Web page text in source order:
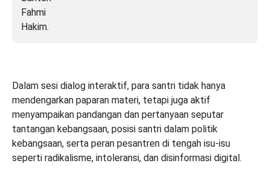
Dalam sesi dialog interaktif, para santri tidak hanya
mendengarkan paparan materi, tetapi juga aktif
menyampaikan pandangan dan pertanyaan seputar
tantangan kebangsaan, posisi santri dalam politik
kebangsaan, serta peran pesantren di tengah isu-isu
seperti radikalisme, intoleransi, dan disinformasi digital.